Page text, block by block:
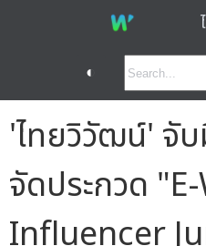
◐
'ไทยวิวัฒน์' จับ
จัดประกวด
Influencer